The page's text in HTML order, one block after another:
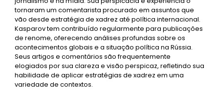
tornaram um comentarista procurado em assuntos que
vão desde estratégia de xadrez até política internacional.
Kasparov tem contribuído regularmente para publicações
de renome, oferecendo análises profundas sobre os
acontecimentos globais e a situação política na Rússia.
Seus artigos e comentários são frequentemente
elogiados por sua clareza e visão perspicaz, refletindo sua
habilidade de aplicar estratégias de xadrez em uma
variedade de contextos.